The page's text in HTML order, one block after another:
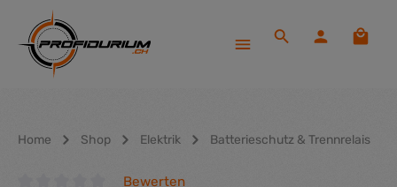
Zum Hauptinhalt springen
Home Shop Elektrik Batterieschutz & Trennrelais
Bewerten